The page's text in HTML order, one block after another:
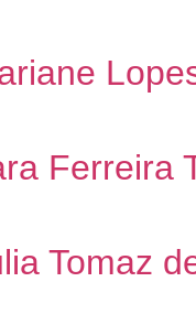
Ferreira
Tomaz